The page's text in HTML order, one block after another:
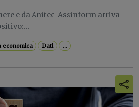
e da Anitec-Assinform arriva
economica Dati ...